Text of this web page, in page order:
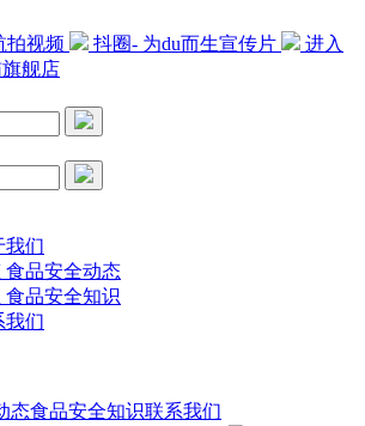
拍视频 抖圈- 为du而生宣传片
进入
舰店
我们
食品安全动态
食品安全知识
我们
态食品安全知识联系我们